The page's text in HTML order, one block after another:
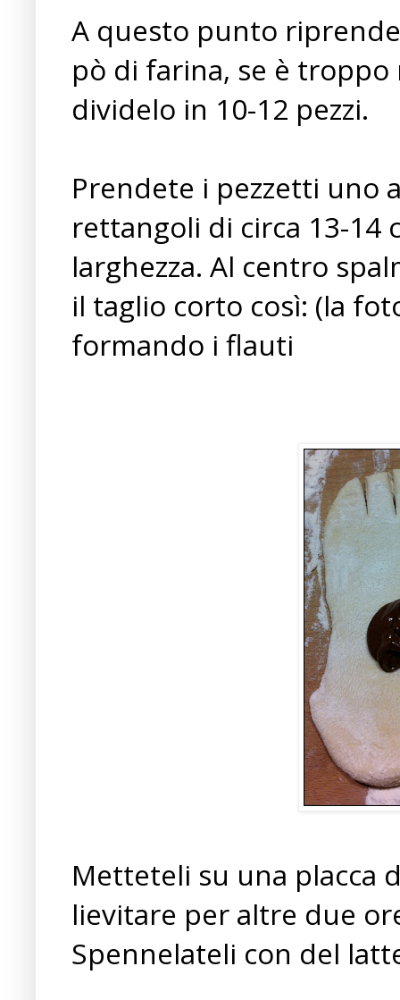
A questo punto
pò di farina, se è
dividelo in 10-12 pezzi.
Prendete i pezzetti uno
rettangoli di circa 13-14
larghezza. Al centro
il taglio corto così: (la
formando i flauti
Metteteli su una placca
lievitare per altre due
Spennelateli con del